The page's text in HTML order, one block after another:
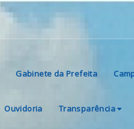
Gabinete da Prefeita
Ouvidoria Transparência